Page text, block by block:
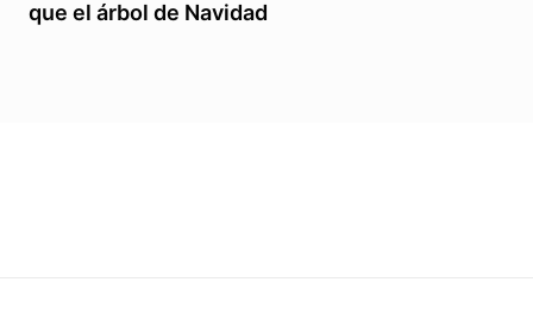
que el árbol de Navidad